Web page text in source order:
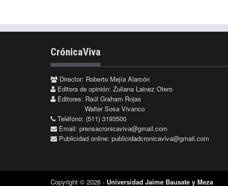
CrónicaViva
Director: Roberto Mejía Alarcón
Editora de opinión: Zuliana Lainez Otero
Editores: Raúl Graham Rojas
Walter Sosa Vivanco
Teléfono: (511) 3193500
Email: prensacronicaviva@gmail.com
Publicidad online: publicidadcronicaviva@gmail.com
Copyright © 2026 - Universidad Jaime Bausate y Meza